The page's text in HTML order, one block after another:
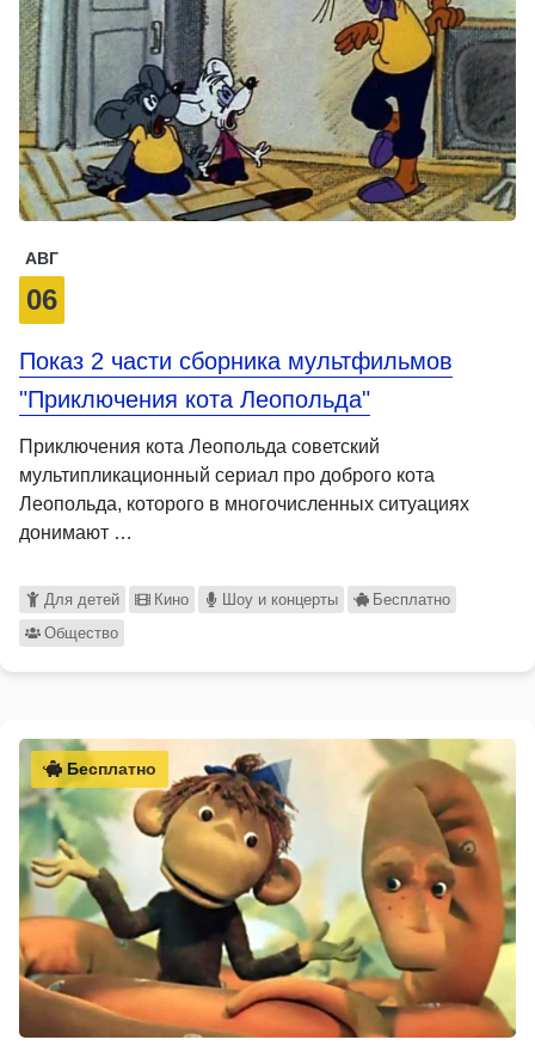
АВГ
06
Показ 2 части сборника мультфильмов
"Приключения кота Леопольда"
Приключения кота Леопольда советский
мультипликационный сериал про доброго кота
Леопольда, которого в многочисленных ситуациях
донимают …
Для детей Кино Шоу и концерты
Бесплатно
Общество
Бесплатно